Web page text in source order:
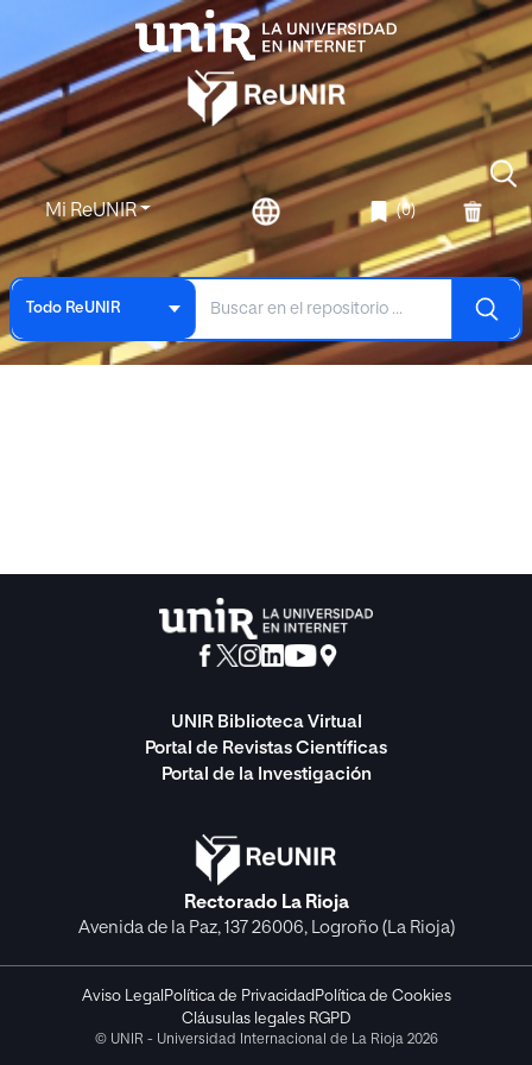
Mi ReUNIR (0)
Todo ReUNIR
UNIR Biblioteca Virtual
Portal de Revistas Científicas
Portal de la Investigación
Rectorado La Rioja
Avenida de la Paz, 137 26006, Logroño (La Rioja)
Aviso Legal Política de Privacidad Política de Cookies
Cláusulas legales RGPD
© UNIR - Universidad Internacional de La Rioja 2026